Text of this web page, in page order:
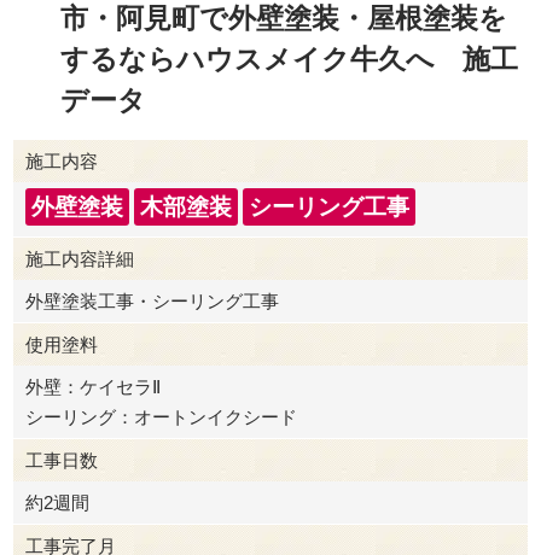
市・阿見町で外壁塗装・屋根塗装を
するならハウスメイク牛久へ 施工
データ
施工内容
外壁塗装 木部塗装 シーリング工事
施工内容詳細
外壁塗装工事・シーリング工事
使用塗料
外壁：ケイセラⅡ
シーリング：オートンイクシード
工事日数
約2週間
工事完了月